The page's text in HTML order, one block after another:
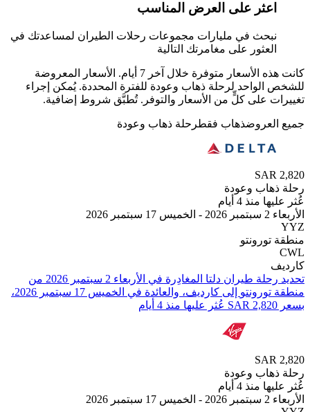
على العرض المناسب
في مليارات مجموعات رحلات الطيران لمساعدتك في
على مغامرتك التالية
كانت هذه الأسعار متوفرة خلال آخر 7 أيام. الأسعار المعروضة
لرحلة ذهاب وعودة للفترة المحددة. يُمكن إجراء
على كلٍّ من الأسعار والتوفر. تُطبَّق شروط إضافية.
ذهاب فقطرحلة ذهاب وعودة
وعودة
4 أيام
تحديد رحلة طيران ⁦دلتا⁩ المغادِرة في ⁦الأربعاء 2 سبتمبر 2026⁩ من
⁦منطقة تورونتو⁩ إلى ⁦كارديف⁩، والعائدة في ⁦الخميس 17 سبتمبر 2026⁩،
وعودة
4 أيام